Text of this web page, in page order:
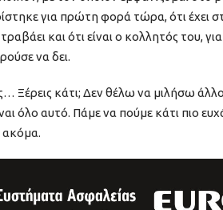
για πρώτη φορά τώρα, ότι έχει
και ότι είναι ο κολλητός του,
να δει.
Ξέρεις κάτι; Δεν θέλω να μιλήσω
όλο αυτό. Πάμε να πούμε κάτι πιο
ακόμα.